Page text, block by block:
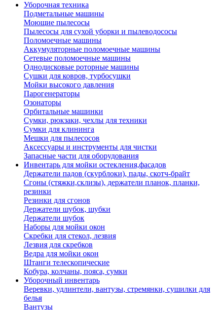
Уборочная техника
Подметальные машины
Моющие пылесосы
Пылесосы для сухой уборки и пылеводососы
Поломоечные машины
Аккумуляторные поломоечные машины
Сетевые поломоечные машины
Однодисковые роторные машины
Сушки для ковров, турбосушки
Мойки высокого давления
Парогенераторы
Озонаторы
Орбитальные машинки
Сумки, рюкзаки, чехлы для техники
Сумки для клининга
Мешки для пылесосов
Аксессуары и инструменты для чистки
Запасные части для оборудования
Инвентарь для мойки остекления,фасадов
Держатели падов (скурблоки), пады, скотч-брайт
Сгоны (стяжки,склизы), держатели планок, планки,
резинки
Резинки для сгонов
Держатели шубок, шубки
Держатели шубок
Наборы для мойки окон
Скребки для стекол, лезвия
Лезвия для скребков
Ведра для мойки окон
Штанги телескопические
Кобура, колчаны, пояса, сумки
Уборочный инвентарь
Веревки, удлинтели, вантузы, стремянки, сушилки для
белья
Вантузы